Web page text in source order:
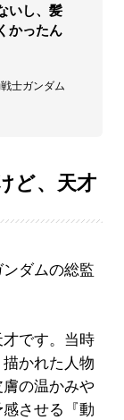
いし、髪
かったん
士ガンダム
ど、天才
ダムの総監
です。当時
かれた人物
の温かみや
させる『動